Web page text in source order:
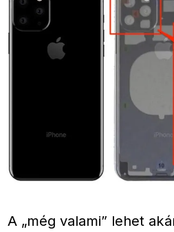
A „még valami” lehet